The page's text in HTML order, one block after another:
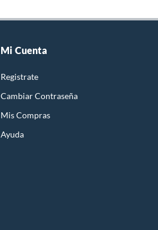
Mi Cuenta
Registrate
Cambiar Contraseña
Mis Compras
Ayuda